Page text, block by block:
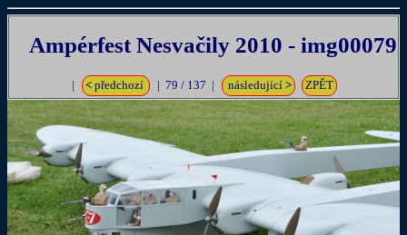
Ampérfest Nesvačily 2010 - img00079
<předchozí | 79 / 137 | následující > ZPĚT